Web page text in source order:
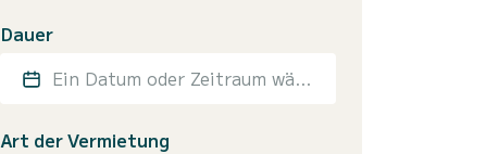
Dauer
Ein Datum oder Zeitraum wählen
Art der Vermietung